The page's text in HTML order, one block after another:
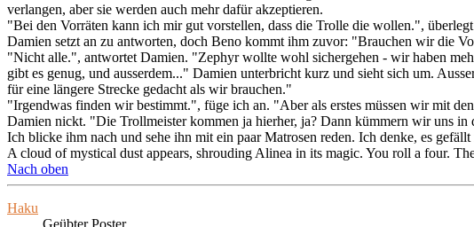
verlangen, aber sie werden auch mehr dafür akzeptieren.
"Bei den Vorräten kann ich mir gut vorstellen, dass die Trolle die wollen.",
Damien setzt an zu antworten, doch Beno kommt ihm zuvor: "Brauchen wir die
"Nicht alle.", antwortet Damien. "Zephyr wollte wohl sichergehen - wir haben
gibt es genug, und ausserdem..." Damien unterbricht kurz und sieht sich um.
für eine längere Strecke gedacht als wir brauchen."
"Irgendwas finden wir bestimmt.", füge ich an. "Aber als erstes müssen wir mit
Damien nickt. "Die Trollmeister kommen ja hierher, ja? Dann kümmern wir uns
Ich blicke ihm nach und sehe ihn mit ein paar Matrosen reden. Ich denke, es
A cloud of mystical dust appears, shrouding Alinea in its magic. You roll a four.
Nach oben
Haku